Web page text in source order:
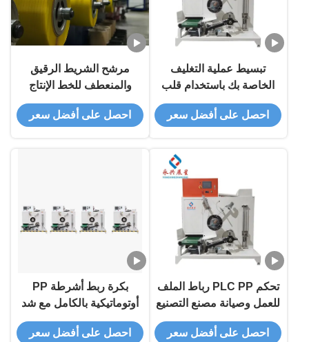
تبسيط عملية التغليف
الخاصة بك باستخدام قلب
بكرة ربط PP خفيف الوزن
بارتفاع 150-190 ملم
احصل على أفضل سعر
مرشح الشريط الرقيق
والمنعطف للخط الإنتاج
الخفيف
احصل على أفضل سعر
تحكم PLC PP رباط الملف
للعمل وصيانة مصنع التصنيع
الدائم
احصل على أفضل سعر
بكرة ربط أشرطة PP
أوتوماتيكية بالكامل مع شد
شريط قابل للتعديل وللربط
احصل على أفضل سعر